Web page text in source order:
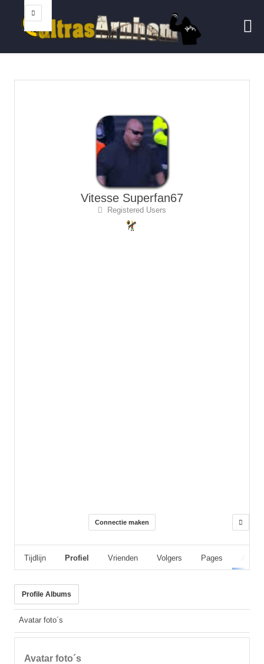
Vitesse Superfan67
Registered Users
Connectie maken
Tijdlijn Profiel Vrienden Volgers Pages
Profile Albums
Avatar foto´s
Avatar foto´s